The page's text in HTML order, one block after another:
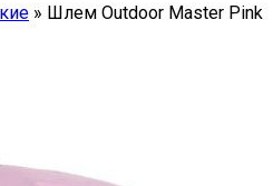
» Шлем Outdoor Master Pink